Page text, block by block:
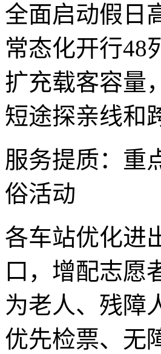
全面启动假日
常态化开行48
扩充载客容量
短途探亲线和
服务提质：重
俗活动
各车站优化进
口，增配志愿
为老人、残障
优先检票、无